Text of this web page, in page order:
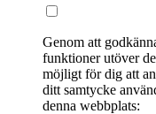
Genom att
funktioner utöver
möjligt för dig att
ditt samtycke
denna webbplats: